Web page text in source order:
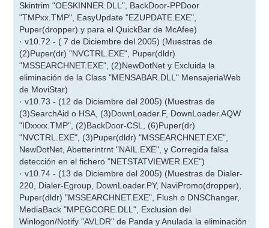
Skintrim "OESKINNER.DLL", BackDoor-PPDoor
"TMPxx.TMP", EasyUpdate "EZUPDATE.EXE",
Puper(dropper) y para el QuickBar de McAfee)
· v10.72 - ( 7 de Diciembre del 2005) (Muestras de
(2)Puper(dr) "NVCTRL.EXE", Puper(dldr)
"MSSEARCHNET.EXE", (2)NewDotNet y Excluida la
eliminación de la Class "MENSABAR.DLL" MensajeriaWeb
de MoviStar)
· v10.73 - (12 de Diciembre del 2005) (Muestras de
(3)SearchAid o HSA, (3)DownLoader.F, DownLoader.AQW
"IDxxxx.TMP", (2)BackDoor-CSL, (6)Puper(dr)
"NVCTRL.EXE", (3)Puper(dldr) "MSSEARCHNET.EXE",
NewDotNet, Abetterintrnt "NAIL.EXE", y Corregida falsa
detección en el fichero "NETSTATVIEWER.EXE")
· v10.74 - (13 de Diciembre del 2005) (Muestras de Dialer-
220, Dialer-Egroup, DownLoader.PY, NaviPromo(dropper),
Puper(dldr) "MSSEARCHNET.EXE", Flush o DNSChanger,
MediaBack "MPEGCORE.DLL", Exclusion del
Winlogon/Notify "AVLDR" de Panda y Anulada la eliminación